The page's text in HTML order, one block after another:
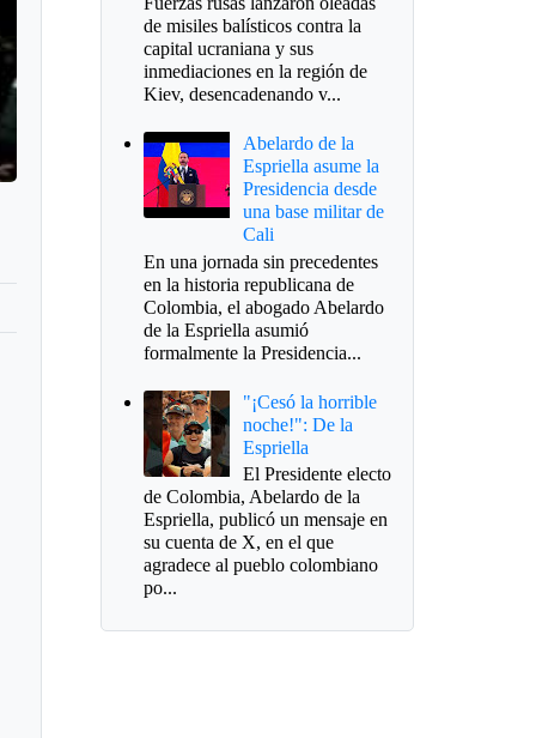
de misiles balísticos contra la
capital ucraniana y sus
inmediaciones en la región de
Kiev, desencadenando v...
Abelardo de la
Espriella asume la
Presidencia desde
una base militar de
Cali
En una jornada sin precedentes
en la historia republicana de
Colombia, el abogado Abelardo
de la Espriella asumió
formalmente la Presidencia...
"¡Cesó la horrible
noche!": De la
Espriella
El Presidente electo
de Colombia, Abelardo de la
Espriella, publicó un mensaje en
su cuenta de X, en el que
agradece al pueblo colombiano
po...